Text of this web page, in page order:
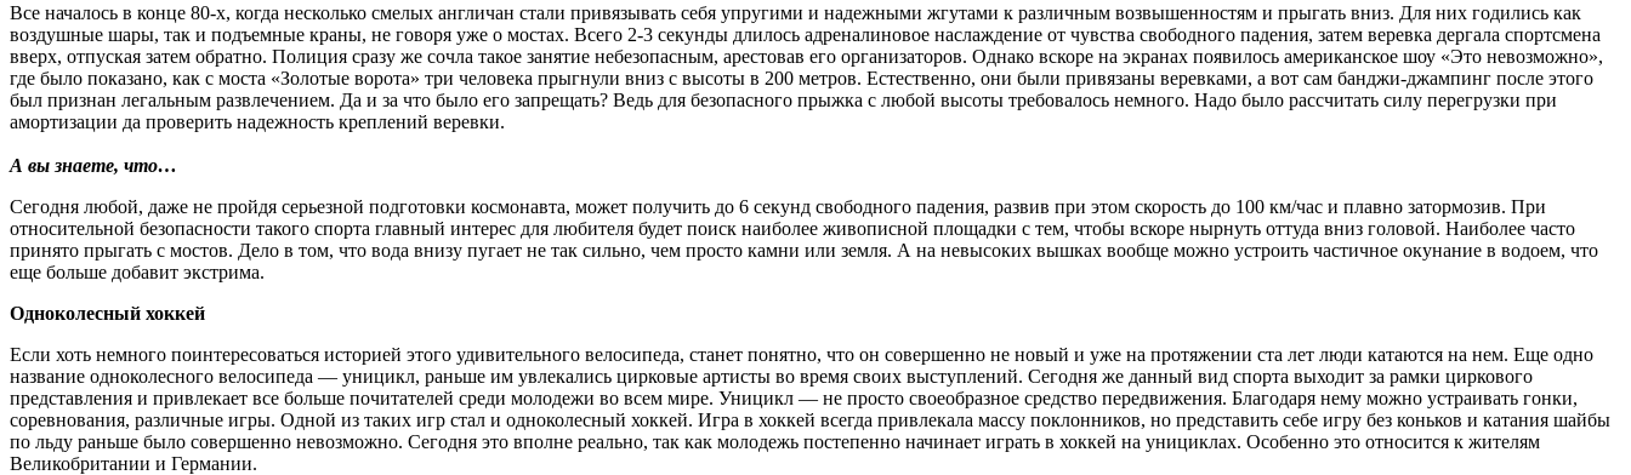
Все началось в конце 80-х, когда несколько смелых англичан стали привязывать себя упругими и надежными жгутами к различным возвышенностям и прыгать вниз. Для них годились как
воздушные шары, так и подъемные краны, не говоря уже о мостах. Всего 2-3 секунды длилось адреналиновое наслаждение от чувства свободного падения, затем веревка дергала спортсмена
вверх, отпуская затем обратно. Полиция сразу же сочла такое занятие небезопасным, арестовав его организаторов. Однако вскоре на экранах появилось американское шоу «Это невозможно»,
где было показано, как с моста «Золотые ворота» три человека прыгнули вниз с высоты в 200 метров. Естественно, они были привязаны веревками, а вот сам банджи-джампинг после этого
был признан легальным развлечением. Да и за что было его запрещать? Ведь для безопасного прыжка с любой высоты требовалось немного. Надо было рассчитать силу перегрузки при
амортизации да проверить надежность креплений веревки.
А вы знаете, что…
Сегодня любой, даже не пройдя серьезной подготовки космонавта, может получить до 6 секунд свободного падения, развив при этом скорость до 100 км/час и плавно затормозив. При
относительной безопасности такого спорта главный интерес для любителя будет поиск наиболее живописной площадки с тем, чтобы вскоре нырнуть оттуда вниз головой. Наиболее часто
принято прыгать с мостов. Дело в том, что вода внизу пугает не так сильно, чем просто камни или земля. А на невысоких вышках вообще можно устроить частичное окунание в водоем, что
еще больше добавит экстрима.
Одноколесный хоккей
Если хоть немного поинтересоваться историей этого удивительного велосипеда, станет понятно, что он совершенно не новый и уже на протяжении ста лет люди катаются на нем. Еще одно
название одноколесного велосипеда — уницикл, раньше им увлекались цирковые артисты во время своих выступлений. Сегодня же данный вид спорта выходит за рамки циркового
представления и привлекает все больше почитателей среди молодежи во всем мире. Уницикл — не просто своеобразное средство передвижения. Благодаря нему можно устраивать гонки,
соревнования, различные игры. Одной из таких игр стал и одноколесный хоккей. Игра в хоккей всегда привлекала массу поклонников, но представить себе игру без коньков и катания шайбы
по льду раньше было совершенно невозможно. Сегодня это вполне реально, так как молодежь постепенно начинает играть в хоккей на унициклах. Особенно это относится к жителям
Великобритании и Германии.